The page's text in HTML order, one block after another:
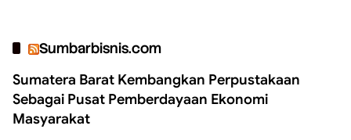
Sumbarbisnis.com
Sumatera Barat Kembangkan Perpustakaan
Sebagai Pusat Pemberdayaan Ekonomi
Masyarakat